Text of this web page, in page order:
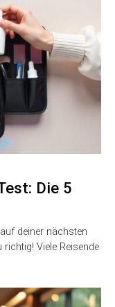
Die 5
deiner nächsten
Viele Reisende